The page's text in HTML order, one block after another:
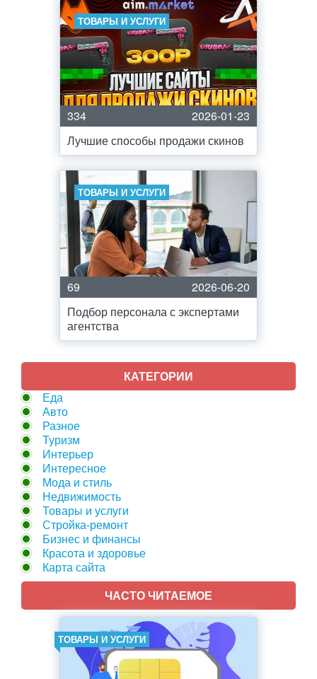
ТОВАРЫ И УСЛУГИ
334
2026-01-23
Лучшие способы продажи скинов
ТОВАРЫ И УСЛУГИ
69
2026-06-20
Подбор персонала с экспертами
агентства
КАТЕГОРИИ
Еда
Авто
Разное
Туризм
Интерьер
Интересное
Мода и стиль
Недвижимость
Товары и услуги
Стройка-ремонт
Бизнес и финансы
Красота и здоровье
Карта сайта
ЧАСТО ЧИТАЕМОЕ
ТОВАРЫ И УСЛУГИ